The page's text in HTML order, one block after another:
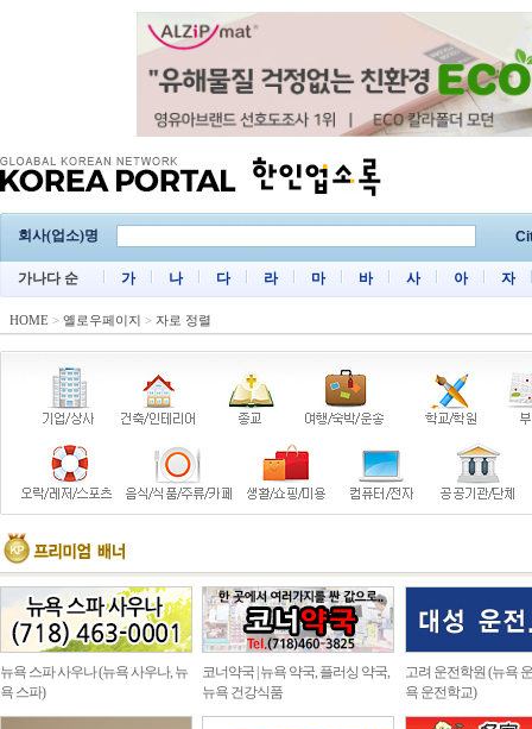
회사(업소)명
가나다 순 가 나 다 라 마 바 사 아 자
HOME > 옐로우페이지 > 자로 정렬
뉴욕 스파 사우나 (뉴욕 사우나, 뉴
욕 스파)
코너약국 | 뉴욕 약국, 플러싱 약국,
뉴욕 건강식품
고려 운전학원 (뉴욕
욕 운전학교)